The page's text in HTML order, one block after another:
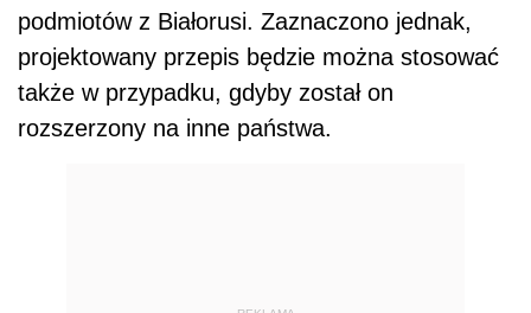
podmiotów z Białorusi. Zaznaczono jednak,
projektowany przepis będzie można stosować
także w przypadku, gdyby został on
rozszerzony na inne państwa.